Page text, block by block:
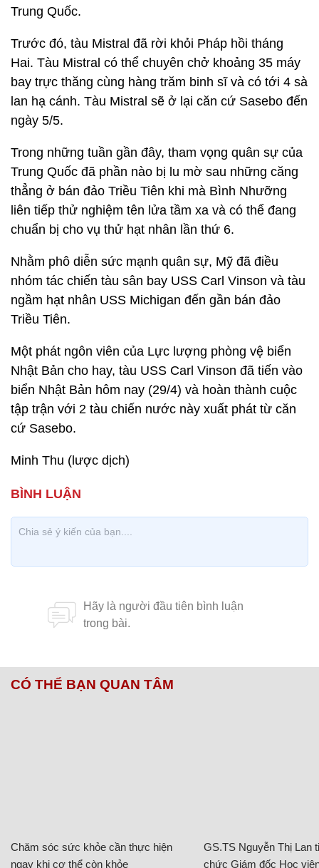
Trung Quốc.
Trước đó, tàu Mistral đã rời khỏi Pháp hồi tháng
Hai. Tàu Mistral có thể chuyên chở khoảng 35 máy
bay trực thăng cùng hàng trăm binh sĩ và có tới 4 sà
lan hạ cánh. Tàu Mistral sẽ ở lại căn cứ Sasebo đến
ngày 5/5.
Trong những tuần gần đây, tham vọng quân sự của
Trung Quốc đã phần nào bị lu mờ sau những căng
thẳng ở bán đảo Triều Tiên khi mà Bình Nhưỡng
liên tiếp thử nghiệm tên lửa tầm xa và có thể đang
chuẩn bị cho vụ thử hạt nhân lần thứ 6.
Nhằm phô diễn sức mạnh quân sự, Mỹ đã điều
nhóm tác chiến tàu sân bay USS Carl Vinson và tàu
ngầm hạt nhân USS Michigan đến gần bán đảo
Triều Tiên.
Một phát ngôn viên của Lực lượng phòng vệ biển
Nhật Bản cho hay, tàu USS Carl Vinson đã tiến vào
biển Nhật Bản hôm nay (29/4) và hoàn thành cuộc
tập trận với 2 tàu chiến nước này xuất phát từ căn
cứ Sasebo.
Minh Thu (lược dịch)
CÓ THỂ BẠN QUAN TÂM
Chăm sóc sức khỏe cần thực hiện
ngay khi cơ thể còn khỏe
GS.TS Nguyễn Thị Lan
chức Giám đốc Học